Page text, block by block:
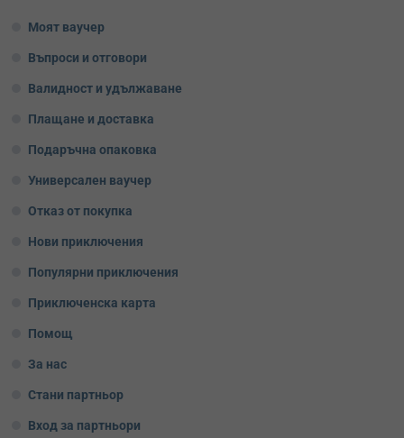
Моят ваучер
Въпроси и отговори
Валидност и удължаване
Плащане и доставка
Подаръчна опаковка
Универсален ваучер
Отказ от покупка
Нови приключения
Популярни приключения
Приключенска карта
Помощ
За нас
Стани партньор
Вход за партньори